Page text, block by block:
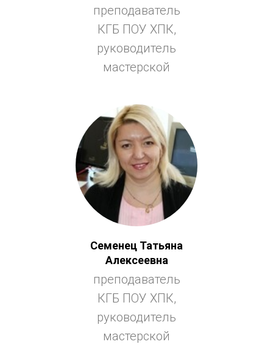
преподаватель
КГБ ПОУ ХПК,
руководитель
мастерской
Семенец Татьяна
Алексеевна
преподаватель
КГБ ПОУ ХПК,
руководитель
мастерской